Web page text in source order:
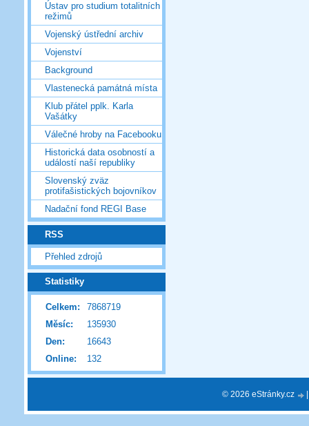
Ústav pro studium totalitních
režimů
Vojenský ústřední archiv
Vojenství
Background
Vlastenecká památná místa
Klub přátel pplk. Karla
Vašátky
Válečné hroby na Facebooku
Historická data osobností a
událostí naší republiky
Slovenský zväz
protifašistických bojovníkov
Nadační fond REGI Base
RSS
Přehled zdrojů
Statistiky
Online: 132
Celkem:
7868719
Měsíc:
135930
Den:
16643
© 2026 eStránky.cz